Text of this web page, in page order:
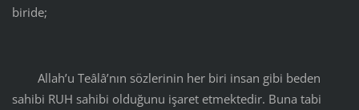
biride;
Allah’u Teâlâ’nın sözlerinin her biri insan gibi beden
sahibi RUH sahibi olduğunu işaret etmektedir. Buna tabi